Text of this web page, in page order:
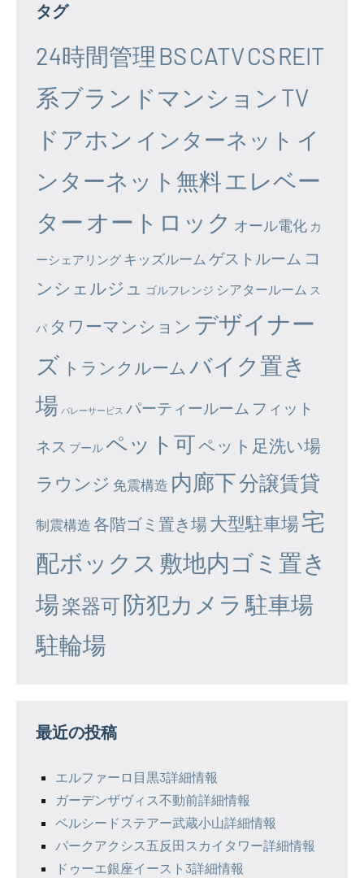
タグ
24時間管理 BSCATVCSREIT
系ブランドマンション TV
ドアホン インターネット イ
ンターネット無料エレベー
ター オートロック オール電化 カ
ーシェアリング キッズルーム ゲストルーム コ
ンシェルジュ
ゴルフレンジ シアタールーム ス
パ タワーマンション デザイナー
ズ トランクルーム バイク置き
場 バレーサービス パーティールーム フィット
ネス プール ペット可ペット足洗い場
ラウンジ 免震構造 内廊下分譲賃貸
制震構造 各階ゴミ置き場大型駐車場宅
配ボックス 敷地内ゴミ置き
場楽器可防犯カメラ 駐車場
駐輪場
最近の投稿
エルファーロ目黒3詳細情報
ガーデンザヴィス不動前詳細情報
ベルシードステアー武蔵小山詳細情報
パークアクシス五反田スカイタワー詳細情報
ドゥーエ銀座イースト3詳細情報